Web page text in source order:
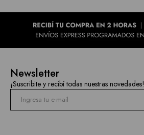
Newsletter
¡Suscribite y recibí todas nuestras novedades!